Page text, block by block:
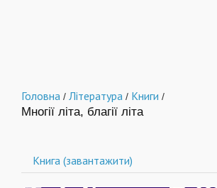
Головна / Література / Книги /
Многії літа, благії літа
Книга (завантажити)